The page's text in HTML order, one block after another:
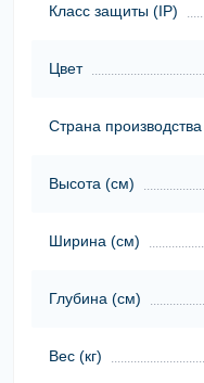
Класс защиты (ІР)
Цвет
Страна производства
Высота (cм)
Ширина (cм)
Глубина (cм)
Вес (кг)